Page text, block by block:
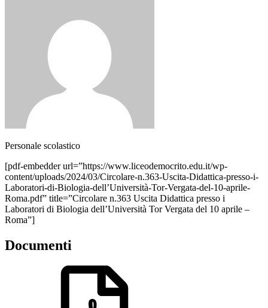
Personale scolastico
[pdf-embedder url=”https://www.liceodemocrito.edu.it/wp-
content/uploads/2024/03/Circolare-n.363-Uscita-Didattica-presso-i-
Laboratori-di-Biologia-dell’Università-Tor-Vergata-del-10-aprile-
Roma.pdf” title=”Circolare n.363 Uscita Didattica presso i
Laboratori di Biologia dell’Università Tor Vergata del 10 aprile –
Roma”]
Documenti